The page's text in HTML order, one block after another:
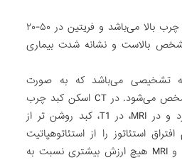
آهن سرم در بیماران با کبد چرب بالا می‌باشد و فریتین در ۵۰-۲۰
بالاست و نشانه شدت بیماری
تشخیصی می‌باشد که به صورت
افزایش اکوژنیستی کبد مشخص می‌شود. در CT اسکن کبد چرب
دانسیته کمتر از طحال دارد و در MRI، در T1، کبد روشن تر از
استئاتوز را از استئاتوهپاتیت
تشخیص نمی دهد لذا CT و MRI هیچ ارزش بیشتری نسبت به